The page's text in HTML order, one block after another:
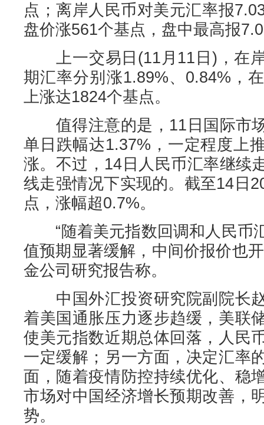
点；离岸人民币对美元汇率报
盘价涨561个基点，盘中最高报
上一交易日(11月11日)，在岸
期汇率分别涨1.89%、0.84%，
上涨达1824个基点。
值得注意的是，11日国际市
单日跌幅达1.37%，一定程度上
涨。不过，14日人民币汇率继续
线走强情况下实现的。截至14日
点，涨幅超0.7%。
“随着美元指数回调和人民币
值预期显著缓解，中间价报价也
金公司研究报告称。
中国外汇投资研究院副院长
着美国通胀压力逐步趋缓，美联
使美元指数近期总体回落，人民
一定缓解；另一方面，决定汇率
面，随着疫情防控持续优化、稳
市场对中国经济增长预期改善，
势。